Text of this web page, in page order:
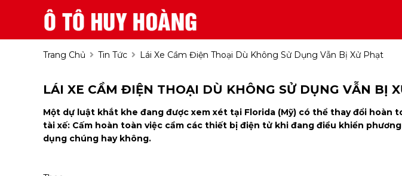
Trang Chủ Tin Tức Lái Xe Cầm Điện Thoại Dù Không Sử Dụng Vẫn Bị Xử Phạt
LÁI XE CẦM ĐIỆN THOẠI DÙ KHÔNG SỬ DỤNG VẪN BỊ
Một dự luật khắt khe đang được xem xét tại Florida (Mỹ) có thể thay đổi hoàn
tài xế: Cấm hoàn toàn việc cầm các thiết bị điện tử khi đang điều khiển
dụng chúng hay không.